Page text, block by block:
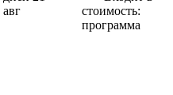
авг
стоимость:
программа